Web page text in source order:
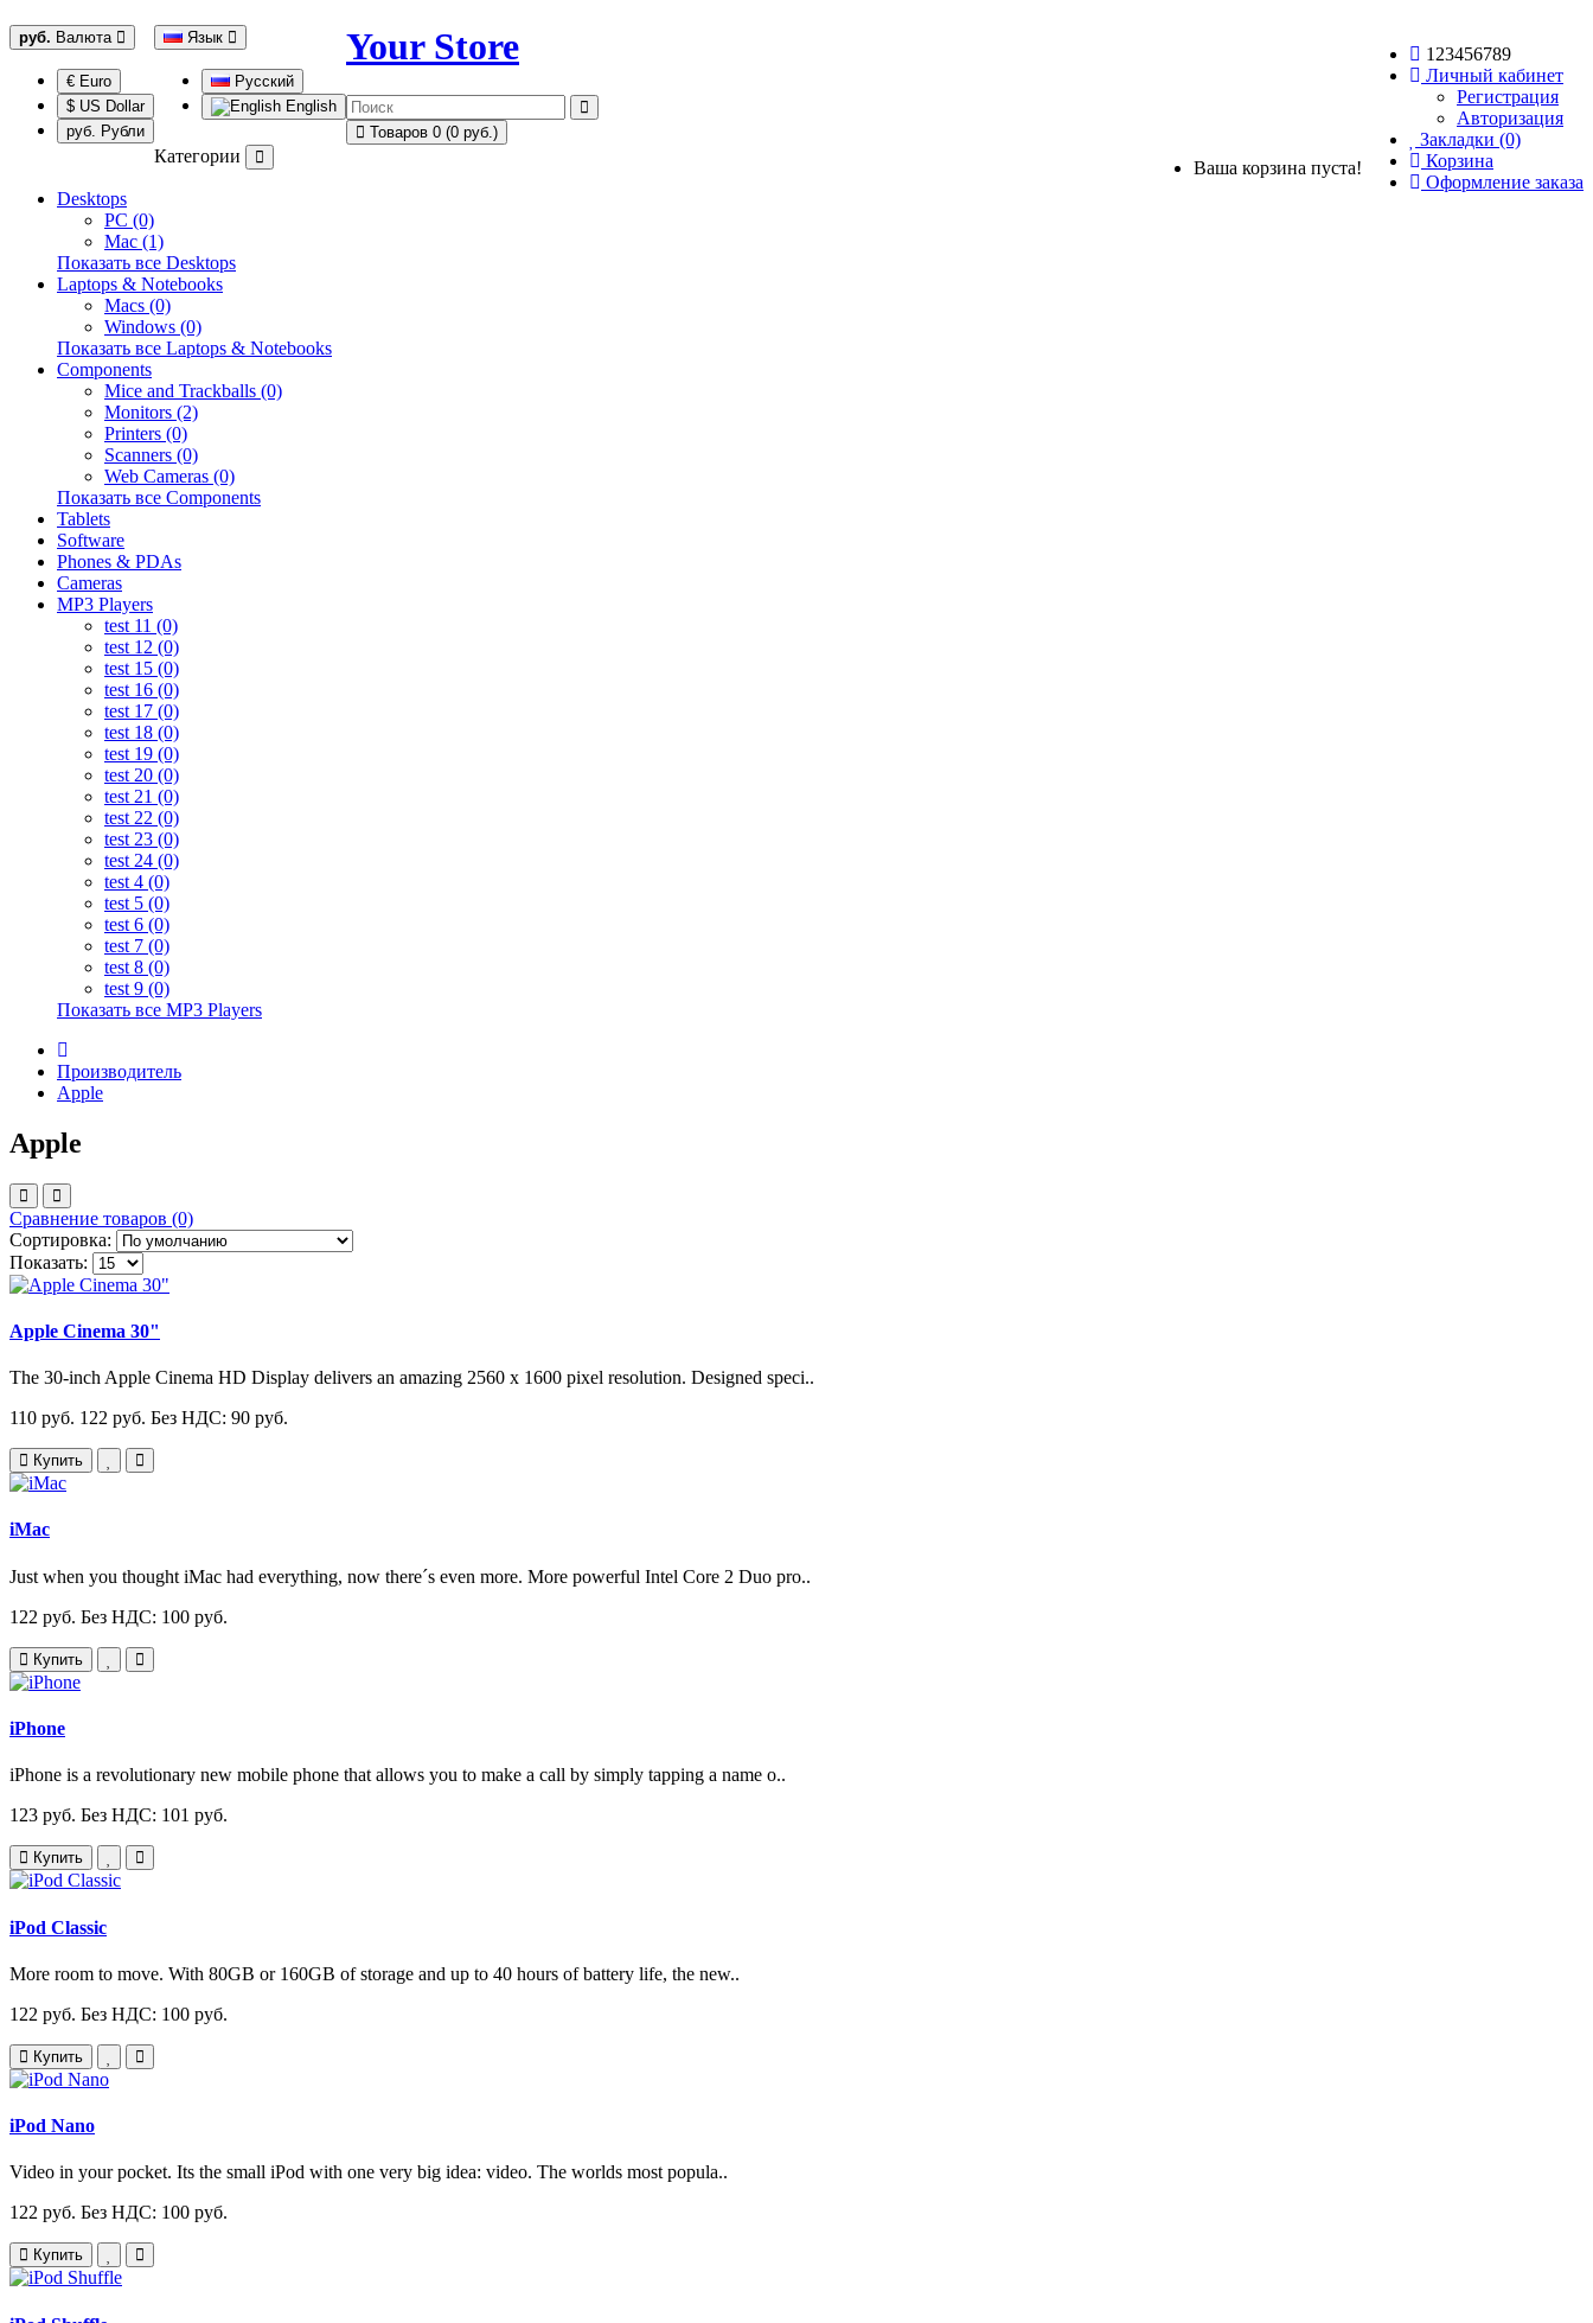
руб. Валюта
€ Euro
$ US Dollar
руб. Рубли
Язык
Русский
English
123456789
Личный кабинет
Регистрация
Авторизация
Закладки (0)
Корзина
Оформление заказа
Your Store
Товаров 0 (0 руб.)
Ваша корзина пуста!
Категории
Desktops
PC (0)
Mac (1)
Показать все Desktops
Laptops & Notebooks
Macs (0)
Windows (0)
Показать все Laptops & Notebooks
Components
Mice and Trackballs (0)
Monitors (2)
Printers (0)
Scanners (0)
Web Cameras (0)
Показать все Components
Tablets
Software
Phones & PDAs
Cameras
MP3 Players
test 11 (0)
test 12 (0)
test 15 (0)
test 16 (0)
test 17 (0)
test 18 (0)
test 19 (0)
test 20 (0)
test 21 (0)
test 22 (0)
test 23 (0)
test 24 (0)
test 4 (0)
test 5 (0)
test 6 (0)
test 7 (0)
test 8 (0)
test 9 (0)
Показать все MP3 Players
Производитель
Apple
Apple
Сравнение товаров (0)
Сортировка:
Показать:
Apple Cinema 30"
The 30-inch Apple Cinema HD Display delivers an amazing 2560 x 1600 pixel resolution. Designed speci..
110 руб. 122 руб. Без НДС: 90 руб.
Купить
iMac
Just when you thought iMac had everything, now there´s even more. More powerful Intel Core 2 Duo pro..
122 руб. Без НДС: 100 руб.
Купить
iPhone
iPhone is a revolutionary new mobile phone that allows you to make a call by simply tapping a name o..
123 руб. Без НДС: 101 руб.
Купить
iPod Classic
More room to move. With 80GB or 160GB of storage and up to 40 hours of battery life, the new..
122 руб. Без НДС: 100 руб.
Купить
iPod Nano
Video in your pocket. Its the small iPod with one very big idea: video. The worlds most popula..
122 руб. Без НДС: 100 руб.
Купить